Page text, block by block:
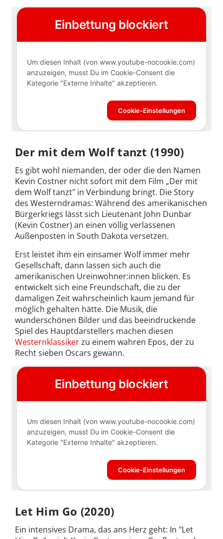
Der mit dem Wolf tanzt (1990)
Es gibt wohl niemanden, der oder die den Namen
Kevin Costner nicht sofort mit dem Film „Der mit
dem Wolf tanzt" in Verbindung bringt. Die Story
des Westerndramas: Während des amerikanischen
Bürgerkriegs lässt sich Lieutenant John Dunbar
(Kevin Costner) an einen völlig verlassenen
Außenposten in South Dakota versetzen.
Erst leistet ihm ein einsamer Wolf immer mehr
Gesellschaft, dann lassen sich auch die
amerikanischen Ureinwohner:innen blicken. Es
entwickelt sich eine Freundschaft, die zu der
damaligen Zeit wahrscheinlich kaum jemand für
möglich gehalten hätte. Die Musik, die
wunderschönen Bilder und das beeindruckende
Spiel des Hauptdarstellers machen diesen
Westernklassikerzu einem wahren Epos, der zu
Recht sieben Oscars gewann.
Let Him Go (2020)
Ein intensives Drama, das ans Herz geht: In "Let